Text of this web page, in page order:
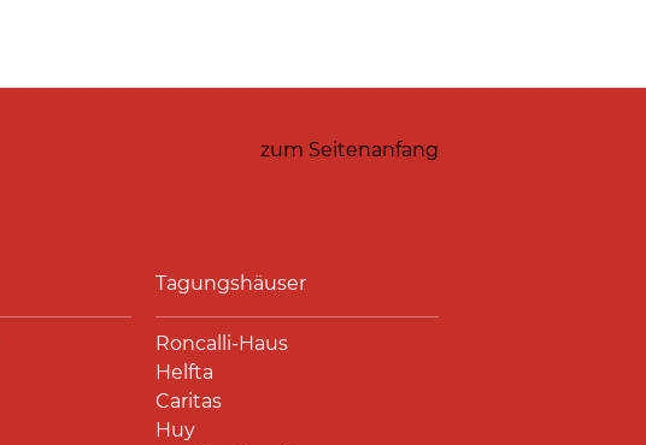
zum Seitenanfang
Tagungshäuser
Roncalli-Haus
Helfta
Caritas
Huy